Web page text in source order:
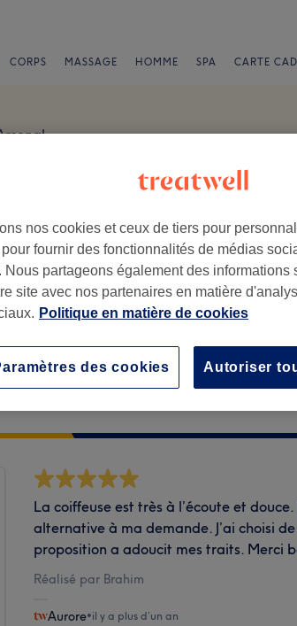
CORPS MASSAGE HOMME SPA CARTE
Ambiance
La coiffeuse est très à l’écoute et
alternative à ma demande. J’ai choisi
proposition a adoucit mes traits. Merci
Réalisé par Brahim
Aurore•il y a plus d’un an
nos cookies et ceux de tiers pour
fournir des fonctionnalités de médias
Nous partageons également des informations
site avec nos partenaires en matière
Politique en matière de cookies
Autoriser
des cookies